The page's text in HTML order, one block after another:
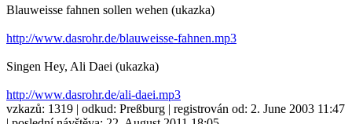
Blauweisse fahnen sollen wehen (ukazka)
http://www.dasrohr.de/blauweisse-fahnen.mp3
Singen Hey, Ali Daei (ukazka)
http://www.dasrohr.de/ali-daei.mp3
vzkazů: 1319 | odkud: Preßburg | registrován od: 2. June 2003 11:47